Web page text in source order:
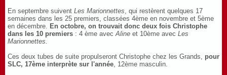
En septembre suivent Les Marionnettes, qui restèrent quelques 17
semaines dans les 25 premiers, classées 4ème en novembre et 5ème
en décembre. En octobre, on trouvait donc deux fois Christophe
dans les 10 premiers : 4 ème avec Aline et 10ème avec Les
Marionnettes.
Ces deux tubes de suite propulseront Christophe chez les Grands, pour
SLC, 17ème interprète sur l'année, 12ème masculin.